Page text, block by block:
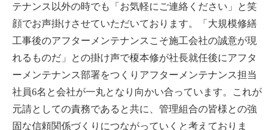
テナンス以外の時でも「お気軽にご連絡ください」と笑
顔でお声掛けさせていただいております。「大規模修繕
工事後のアフターメンテナンスこそ施工会社の誠意が現
れるものだ」との掛け声で榎本修が社長就任後にアフタ
ーメンテナンス部署をつくりアフターメンテナンス担当
社員6名と会社が一丸となり向かい合っています。これが
元請としての責務であると共に、管理組合の皆様との強
固な信頼関係づくりにつながっていくと考えておりま